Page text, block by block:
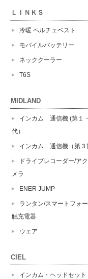
ＬＩＮＫＳ
冷暖 ペルチェベスト
モバイルバッテリー
ネッククーラー
T6S
MIDLAND
インカム 通信機 (第１
代）
インカム 通信機（第３
ドライブレコーダー/ア
メラ
ENER JUMP
ランタン/スマートフォ
触充電器
ウェア
CIEL
インカム・ヘッドセット